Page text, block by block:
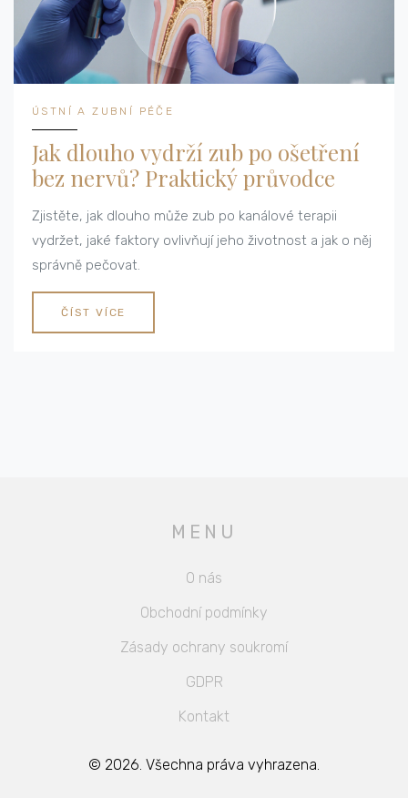
ÚSTNÍ A ZUBNÍ PÉČE
Jak dlouho vydrží zub po ošetření
bez nervů? Praktický průvodce
Zjistěte, jak dlouho může zub po kanálové terapii
vydržet, jaké faktory ovlivňují jeho životnost a jak o něj
správně pečovat.
ČÍST VÍCE
MENU
O nás
Obchodní podmínky
Zásady ochrany soukromí
GDPR
Kontakt
© 2026. Všechna práva vyhrazena.